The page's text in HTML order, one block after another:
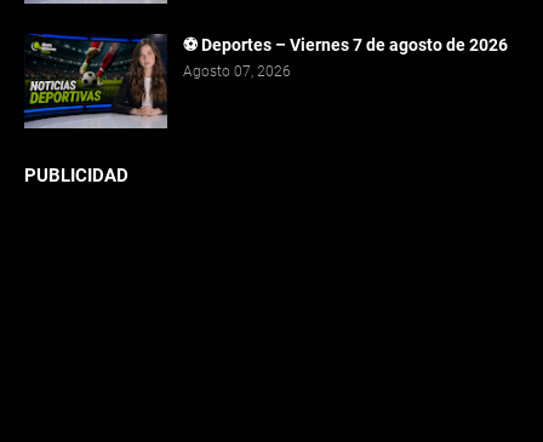
⚽ Deportes – Viernes 7 de agosto de 2026
Agosto 07, 2026
PUBLICIDAD